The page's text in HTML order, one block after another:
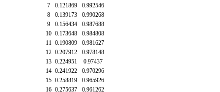
7
0.121869
0.992546
8
0.139173
0.990268
9
0.156434
0.987688
10 0.173648
0.984808
11 0.190809
0.981627
12 0.207912
0.978148
13 0.224951
0.97437
14 0.241922
0.970296
15 0.258819
0.965926
16 0.275637
0.961262